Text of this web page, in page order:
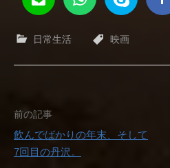
日常生活 映画
投
稿
前の記事
飲んでばかりの年末、そして
7回目の丹沢。